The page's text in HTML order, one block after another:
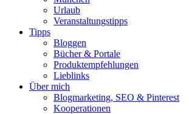
Urlaub
Veranstaltungstipps
Tipps
Bloggen
Bücher & Portale
Produktempfehlungen
Lieblinks
Über mich
Blogmarketing, SEO & Pinterest
Kooperationen